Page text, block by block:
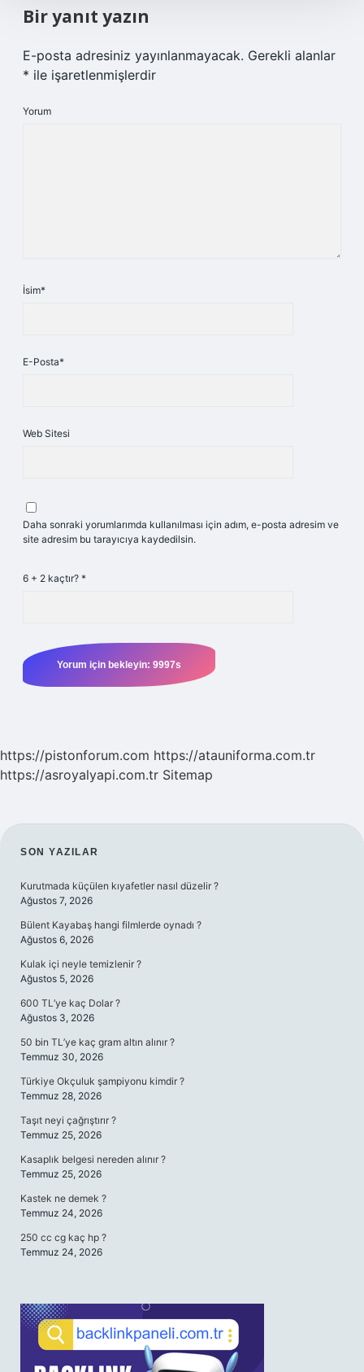
Bir yanıt yazın
E-posta adresiniz yayınlanmayacak. Gerekli alanlar
* ile işaretlenmişlerdir
Yorum
İsim*
E-Posta*
Web Sitesi
Daha sonraki yorumlarımda kullanılması için adım, e-posta adresim ve
site adresim bu tarayıcıya kaydedilsin.
6 + 2 kaçtır? *
https://pistonforum.com https://atauniforma.com.tr
https://asroyalyapi.com.tr Sitemap
SIDEBAR
SON YAZILAR
Kurutmada küçülen kıyafetler nasıl düzelir ?
Ağustos 7, 2026
Bülent Kayabaş hangi filmlerde oynadı ?
Ağustos 6, 2026
Kulak içi neyle temizlenir ?
Ağustos 5, 2026
600 TL’ye kaç Dolar ?
Ağustos 3, 2026
50 bin TL’ye kaç gram altın alınır ?
Temmuz 30, 2026
Türkiye Okçuluk şampiyonu kimdir ?
Temmuz 28, 2026
Taşıt neyi çağrıştırır ?
Temmuz 25, 2026
Kasaplık belgesi nereden alınır ?
Temmuz 25, 2026
Kastek ne demek ?
Temmuz 24, 2026
250 cc cg kaç hp ?
Temmuz 24, 2026